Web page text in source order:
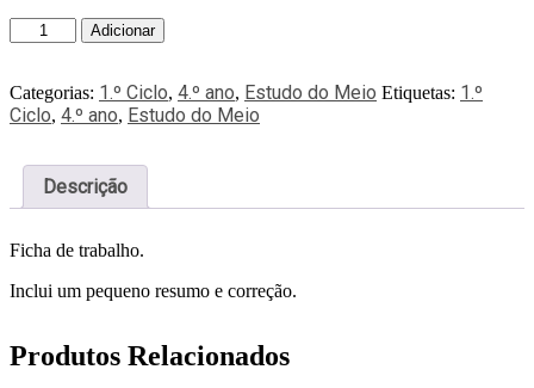
Adicionar
Categorias: 1.º Ciclo, 4.º ano, Estudo do Meio Etiquetas: 1.º
Ciclo, 4.º ano, Estudo do Meio
Descrição
Ficha de trabalho.
Inclui um pequeno resumo e correção.
Produtos Relacionados